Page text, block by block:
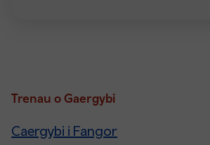
Trenau o Gaergybi
Caergybi i Fangor